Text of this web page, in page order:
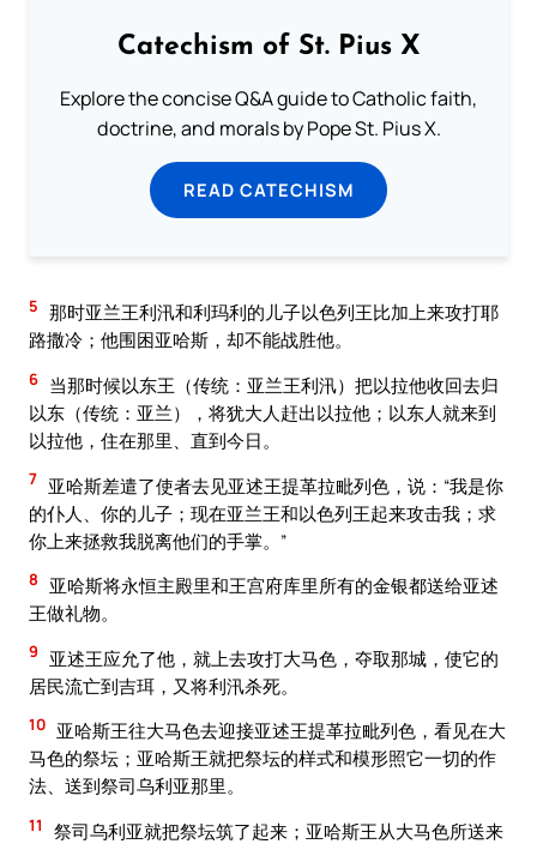
Catechism of St. Pius X
Explore the concise Q&A guide to Catholic faith,
doctrine, and morals by Pope St. Pius X.
READ CATECHISM
5 那时亚兰王利汛和利玛利的儿子以色列王比加上来攻打耶
路撒冷；他围困亚哈斯，却不能战胜他。
6 当那时候以东王（传统：亚兰王利汛）把以拉他收回去归
以东（传统：亚兰），将犹大人赶出以拉他；以东人就来到
以拉他，住在那里、直到今日。
7 亚哈斯差遣了使者去见亚述王提革拉毗列色，说：“我是你
的仆人、你的儿子；现在亚兰王和以色列王起来攻击我；求
你上来拯救我脱离他们的手掌。”
8
亚哈斯将永恒主殿里和王宫府库里所有的金银都送给亚述
王做礼物。
9
亚述王应允了他，就上去攻打大马色，夺取那城，使它的
居民流亡到吉珥，又将利汛杀死。
10 亚哈斯王往大马色去迎接亚述王提革拉毗列色，看见在大
马色的祭坛；亚哈斯王就把祭坛的样式和模形照它一切的作
法、送到祭司乌利亚那里。
11
祭司乌利亚就把祭坛筑了起来；亚哈斯王从大马色所送来